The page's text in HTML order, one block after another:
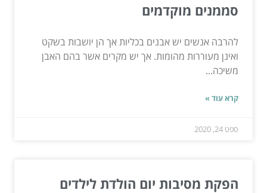
סממנים מוקדמים
להרבה אנשים יש אבנים בכליות אך הן יושבות בשקט
ואינן מעוררות מהומות. אך יש מקרים אשר בהם האבן
משיכה...
קרא עוד »
ספט 24, 2020
הפקת מסיבות יום הולדת לילדים